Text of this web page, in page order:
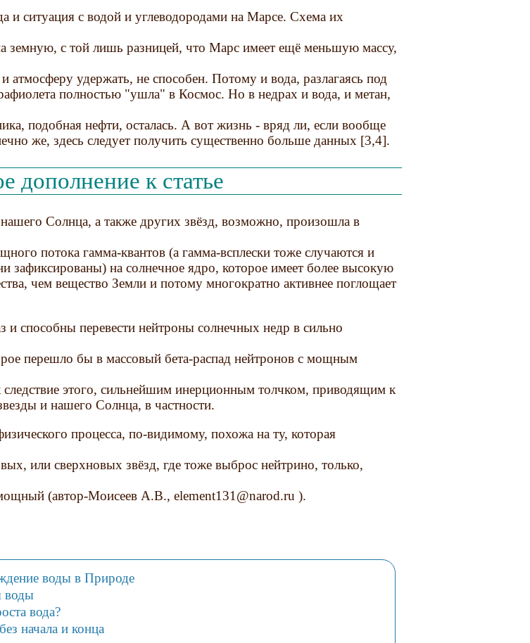
и ситуация с водой и углеводородами на Марсе. Схема их
земную, с той лишь разницей, что Марс имеет ещё меньшую массу,
атмосферу удержать, не способен. Потому и вода, разлагаясь под
полностью "ушла" в Космос. Но в недрах и вода, и метан,
подобная нефти, осталась. А вот жизнь - вряд ли, если вообще
же, здесь следует получить существенно больше данных [3,4].
дополнение к статье
Солнца, а также других звёзд, возможно, произошла в
потока гамма-квантов (а гамма-всплески тоже случаются и
зафиксированы) на солнечное ядро, которое имеет более высокую
чем вещество Земли и потому многократно активнее поглощает
и способны перевести нейтроны солнечных недр в сильно
перешло бы в массовый бета-распад нейтронов с мощным
следствие этого, сильнейшим инерционным толчком, приводящим к
и нашего Солнца, в частности.
процесса, по-видимому, похожа на ту, которая
или сверхновых звёзд, где тоже выброс нейтрино, только,
(автор-Моисеев А.В., element131@narod.ru ).
воды в Природе
воды
вода?
начала и конца